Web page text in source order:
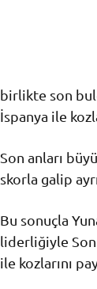
birlikte son
İspanya ile
Son anları
skorla galip
Bu sonuçla
liderliğiyle Son
ile kozlarını